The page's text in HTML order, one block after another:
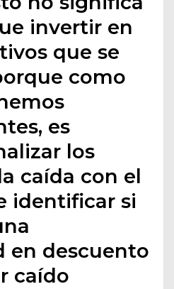
invertir en
que se
como
es
los
caída con el
identificar si
en descuento
caído